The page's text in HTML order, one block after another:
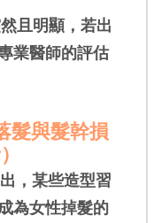
且明顯，若出
業醫師的評估
髮與髮幹損
，某些造型習
為女性掉髮的